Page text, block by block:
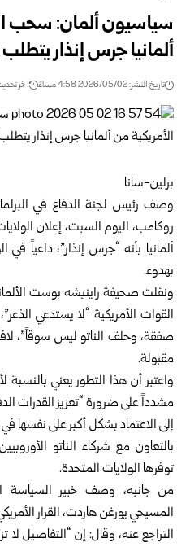
سياسيون ألمان: سحب
ألمانيا جرس إنذار يتطلب
تاريخ النشر: 2026/05/02 4:58 مساءً اخر تحديث: 2026/05/02
برلين-سانا
وصف رئيس لجنة الدفاع في
روكامب، اليوم السبت، إعلان
ألمانيا بأنه “جرس إنذار”، داعياً
بهدوء.
ونقلت صحيفة راينيشه بوست
القوات الأمريكية “لا يستدعي
صفقة، وحلف الناتو ليس سوقاً”،
مقبولة.
واعتبر أن هذا التطور يعني بالنسبة
مشدداً على ضرورة “تعزيز القدرات
إلى الاعتماد بشكل أكبر على نفسها في
بالتعاون مع شركاء الناتو
توفرها الولايات المتحدة.
من جانبه، وصف خبير السياسة
المسيحي يورغن هاردت، القرار
التراجع عنه، وقال: إن “التفاصيل لا